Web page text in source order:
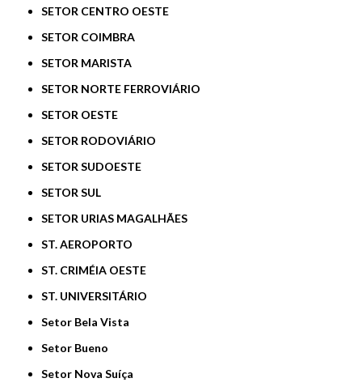
SETOR CENTRO OESTE
SETOR COIMBRA
SETOR MARISTA
SETOR NORTE FERROVIÁRIO
SETOR OESTE
SETOR RODOVIÁRIO
SETOR SUDOESTE
SETOR SUL
SETOR URIAS MAGALHÃES
ST. AEROPORTO
ST. CRIMÉIA OESTE
ST. UNIVERSITÁRIO
Setor Bela Vista
Setor Bueno
Setor Nova Suíça